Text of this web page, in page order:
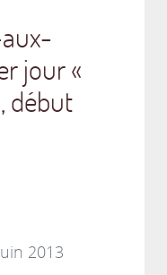
jour «
début
2013